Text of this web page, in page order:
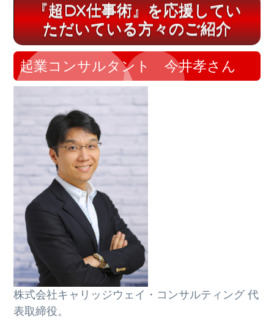
『超DX仕事術』を応援してい
ただいている方々のご紹介
起業コンサルタント 今井孝さん
株式会社キャリッジウェイ・コンサルティング 代
表取締役。